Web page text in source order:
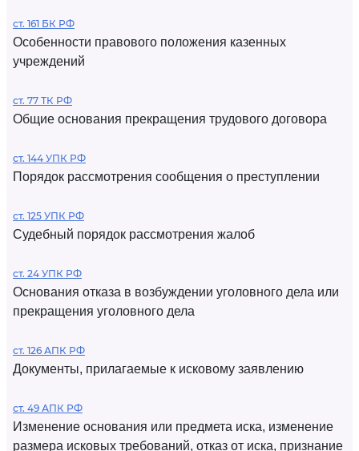
ст. 161 БК РФ
Особенности правового положения казенных
учреждений
ст. 77 ТК РФ
Общие основания прекращения трудового договора
ст. 144 УПК РФ
Порядок рассмотрения сообщения о преступлении
ст. 125 УПК РФ
Судебный порядок рассмотрения жалоб
ст. 24 УПК РФ
Основания отказа в возбуждении уголовного дела или
прекращения уголовного дела
ст. 126 АПК РФ
Документы, прилагаемые к исковому заявлению
ст. 49 АПК РФ
Изменение основания или предмета иска, изменение
размера исковых требований, отказ от иска, признание